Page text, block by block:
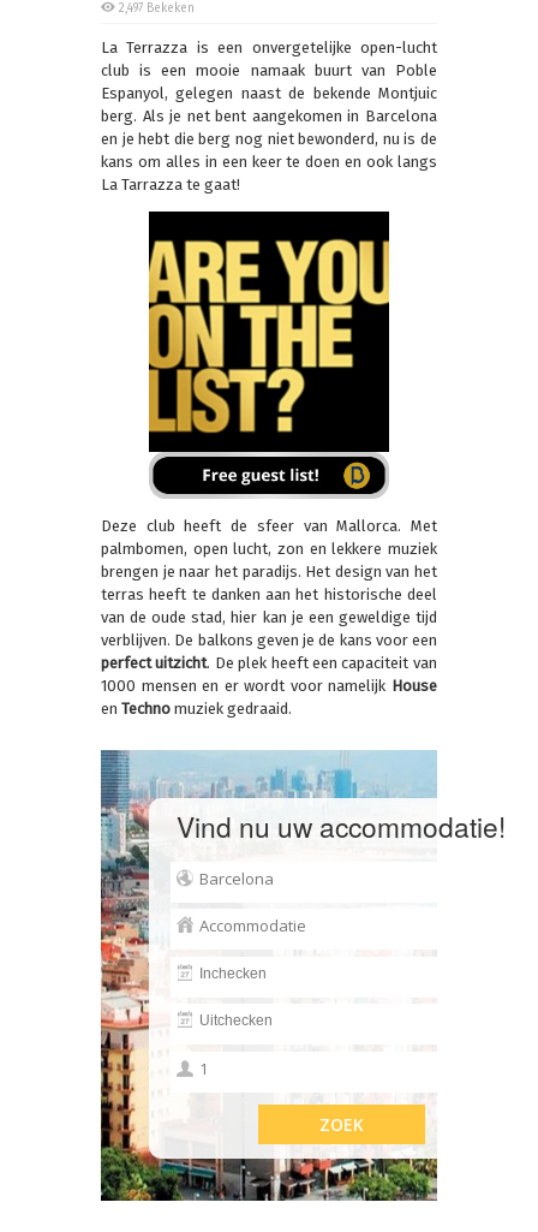
2,497 Bekeken
La Terrazza is een onvergetelijke open-lucht
club is een mooie namaak buurt van Poble
Espanyol, gelegen naast de bekende Montjuic
berg. Als je net bent aangekomen in Barcelona
en je hebt die berg nog niet bewonderd, nu is de
kans om alles in een keer te doen en ook langs
La Tarrazza te gaat!
Deze club heeft de sfeer van Mallorca. Met
palmbomen, open lucht, zon en lekkere muziek
brengen je naar het paradijs. Het design van het
terras heeft te danken aan het historische deel
van de oude stad, hier kan je een geweldige tijd
verblijven. De balkons geven je de kans voor een
perfect uitzicht. De plek heeft een capaciteit van
1000 mensen en er wordt voor namelijk House
en Techno muziek gedraaid.
Vind nu uw accommodatie!